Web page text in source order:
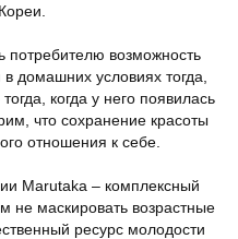
возможность
домашних условиях тогда,
когда у него появилась
что сохранение красоты
отношения к себе.
Marutaka – комплексный
не маскировать возрастные
ресурс молодости